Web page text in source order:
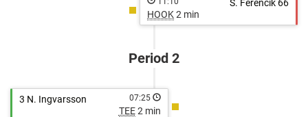
S. Ferencik 66
HOOK2 min
Period 2
3 N. Ingvarsson 07:25
TEE2 min